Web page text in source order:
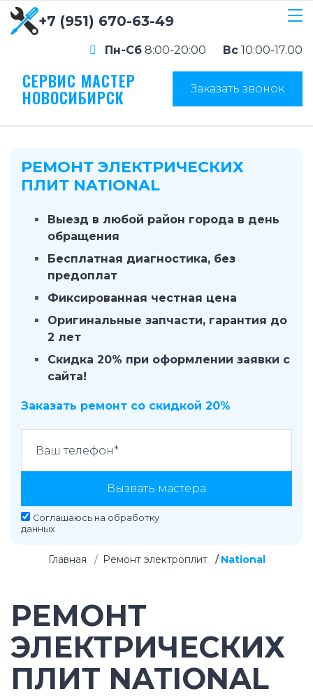
+7 (951) 670-63-49
Пн-Сб 8:00-20:00 Вс 10:00-17.00
СЕРВИС МАСТЕР
НОВОСИБИРСК Заказать звонок
РЕМОНТ ЭЛЕКТРИЧЕСКИХ
ПЛИТ NATIONAL
Выезд в любой район города в день
обращения
Бесплатная диагностика, без
предоплат
Фиксированная честная цена
Оригинальные запчасти, гарантия до
2 лет
Скидка 20% при оформлении заявки с
сайта!
Заказать ремонт со скидкой 20%
Вызвать мастера
Соглашаюсь на обработку
данных
Главная Ремонт электроплит National
РЕМОНТ
ЭЛЕКТРИЧЕСКИХ
ПЛИТ NATIONAL